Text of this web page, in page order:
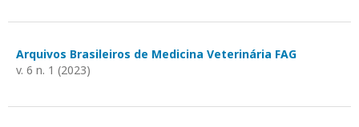
Arquivos Brasileiros de Medicina Veterinária FAG
v. 6 n. 1 (2023)